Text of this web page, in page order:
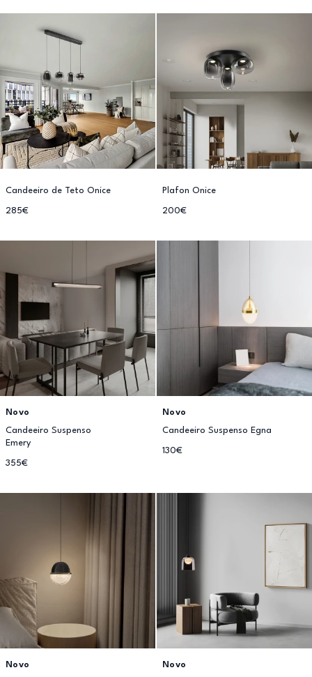
Candeeiro de Teto Onice
285€
Plafon Onice
200€
Novo
Candeeiro Suspenso
Emery
355€
Novo
Candeeiro Suspenso Egna
130€
Novo
Novo